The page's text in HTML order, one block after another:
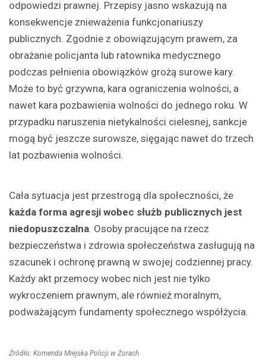
odpowiedzi prawnej. Przepisy jasno wskazują na
konsekwencje znieważenia funkcjonariuszy
publicznych. Zgodnie z obowiązującym prawem, za
obrażanie policjanta lub ratownika medycznego
podczas pełnienia obowiązków grożą surowe kary.
Może to być grzywna, kara ograniczenia wolności, a
nawet kara pozbawienia wolności do jednego roku. W
przypadku naruszenia nietykalności cielesnej, sankcje
mogą być jeszcze surowsze, sięgając nawet do trzech
lat pozbawienia wolności.
Cała sytuacja jest przestrogą dla społeczności, że
każda forma agresji wobec służb publicznych jest
niedopuszczalna. Osoby pracujące na rzecz
bezpieczeństwa i zdrowia społeczeństwa zasługują na
szacunek i ochronę prawną w swojej codziennej pracy.
Każdy akt przemocy wobec nich jest nie tylko
wykroczeniem prawnym, ale również moralnym,
podważającym fundamenty społecznego współżycia.
Źródło: Komenda Miejska Policji w Żorach